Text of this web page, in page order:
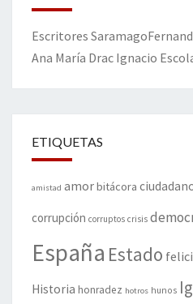
Escritores Saramago
Ana María Drac Ignacio
ETIQUETAS
amistad amorbitácora
corrupción corruptos crisis
España Estado
Historia honradez hotros hunos